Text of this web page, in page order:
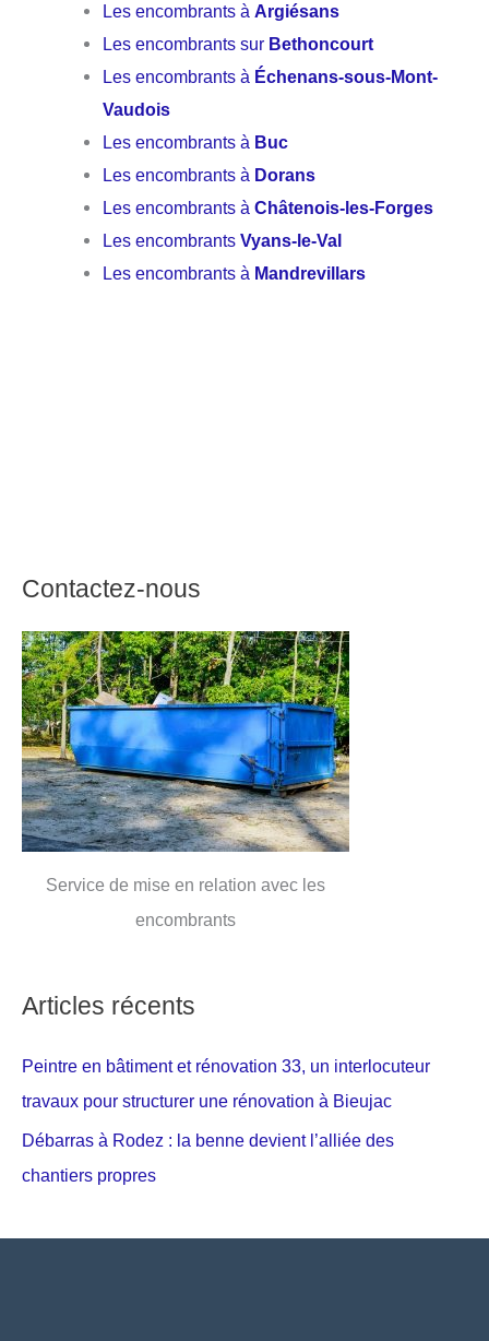
Les encombrants àArgiésans
Les encombrants sur Bethoncourt
Les encombrants à Échenans-sous-Mont-
Vaudois
Les encombrants à Buc
Les encombrants à Dorans
Les encombrants àChâtenois-les-Forges
Les encombrantsVyans-le-Val
Les encombrants à Mandrevillars
Contactez-nous
Service de mise en relation avec les
encombrants
Articles récents
Peintre en bâtiment et rénovation 33, un interlocuteur
travaux pour structurer une rénovation à Bieujac
Débarras à Rodez : la benne devient l’alliée des
chantiers propres